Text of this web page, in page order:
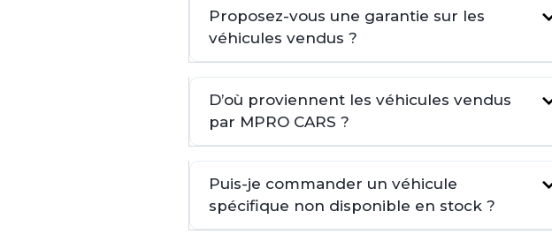
Proposez-vous une garantie sur les
véhicules vendus ?
D’où proviennent les véhicules vendus
par MPRO CARS ?
Puis-je commander un véhicule
spécifique non disponible en stock ?